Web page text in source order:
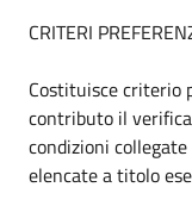
CRITERI
Costituisce criterio
contributo il
condizioni
elencate a titolo